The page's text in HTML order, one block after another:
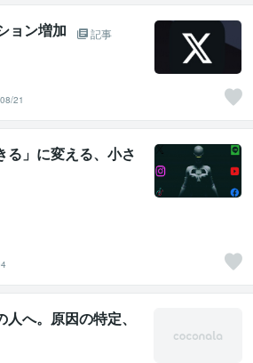
ョン増加
記事
21
る」に変える、小さ
へ。原因の特定、